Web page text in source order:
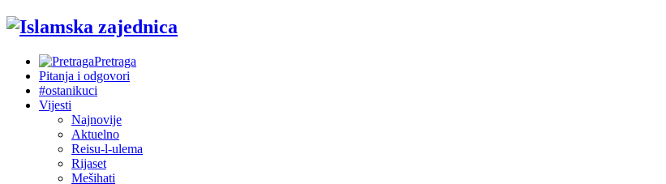
Pretraga
Pitanja i odgovori
#ostanikuci
Vijesti
Najnovije
Aktuelno
Reisu-l-ulema
Rijaset
Mešihati